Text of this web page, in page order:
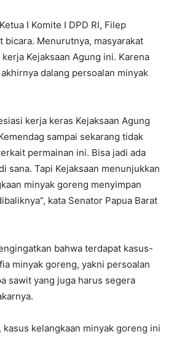
I Komite I DPD RI, Filep
bicara. Menurutnya, masyarakat
Kejaksaan Agung ini. Karena
dalang persoalan minyak
kerja keras Kejaksaan Agung
sampai sekarang tidak
permainan ini. Bisa jadi ada
sana. Tapi Kejaksaan menunjukkan
minyak goreng menyimpan
kata Senator Papua Barat
bahwa terdapat kasus-
minyak goreng, yakni persoalan
sawit yang juga harus segera
kasus kelangkaan minyak goreng ini